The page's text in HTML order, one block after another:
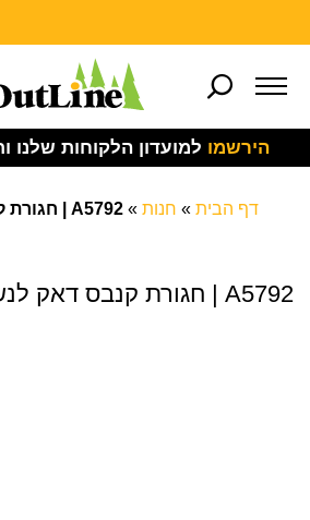
הירשמו למועדון הלקוחות
דף הבית » חנות » A5792 | חגורת קנבס דאק לנשים
A5792 | חגורת קנבס דאק לנשים